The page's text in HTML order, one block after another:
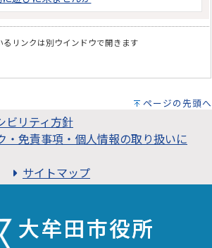
るリンクは別ウインドウで開きます
ページの先頭へ
ビリティ方針
・免責事項・個人情報の取り扱いに
サイトマップ